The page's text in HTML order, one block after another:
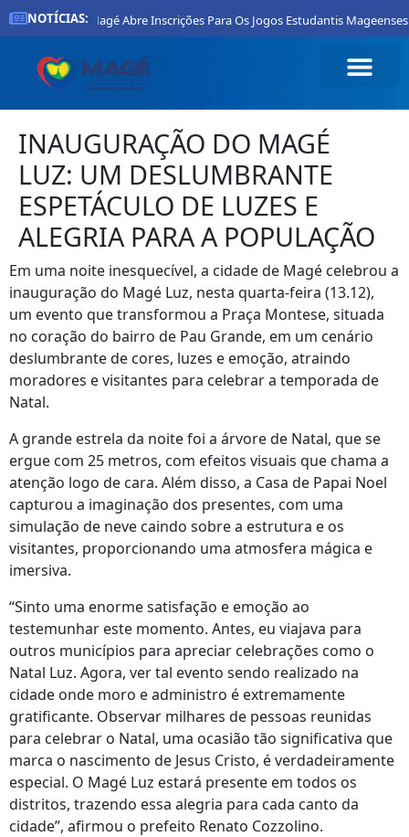
NOTÍCIAS:
De Magé Abre Inscrições Para Os Jogos Estudantis Mageenses 2026
INAUGURAÇÃO DO MAGÉ
LUZ: UM DESLUMBRANTE
ESPETÁCULO DE LUZES E
ALEGRIA PARA A POPULAÇÃO
Em uma noite inesquecível, a cidade de Magé celebrou a
inauguração do Magé Luz, nesta quarta-feira (13.12),
um evento que transformou a Praça Montese, situada
no coração do bairro de Pau Grande, em um cenário
deslumbrante de cores, luzes e emoção, atraindo
moradores e visitantes para celebrar a temporada de
Natal.
A grande estrela da noite foi a árvore de Natal, que se
ergue com 25 metros, com efeitos visuais que chama a
atenção logo de cara. Além disso, a Casa de Papai Noel
capturou a imaginação dos presentes, com uma
simulação de neve caindo sobre a estrutura e os
visitantes, proporcionando uma atmosfera mágica e
imersiva.
“Sinto uma enorme satisfação e emoção ao
testemunhar este momento. Antes, eu viajava para
outros municípios para apreciar celebrações como o
Natal Luz. Agora, ver tal evento sendo realizado na
cidade onde moro e administro é extremamente
gratificante. Observar milhares de pessoas reunidas
para celebrar o Natal, uma ocasião tão significativa que
marca o nascimento de Jesus Cristo, é verdadeiramente
especial. O Magé Luz estará presente em todos os
distritos, trazendo essa alegria para cada canto da
cidade”, afirmou o prefeito Renato Cozzolino.